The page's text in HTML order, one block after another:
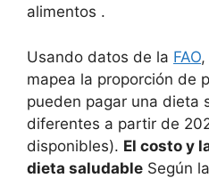
alimentos .
Usando datos de la FAO
mapea la proporción de
pueden pagar una dieta
diferentes a partir de
disponibles). El costo y
dieta saludable Según